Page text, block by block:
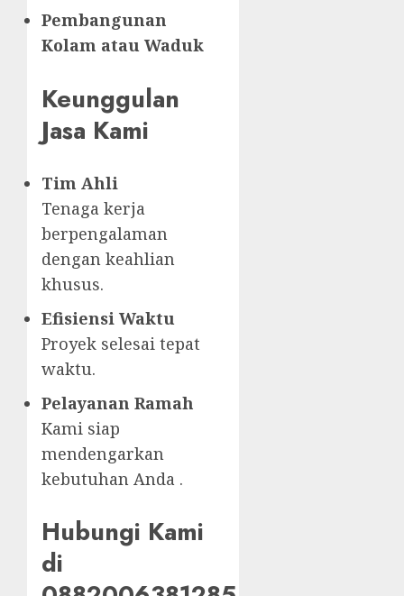
Pembangunan
Kolam atau Waduk
Keunggulan
Jasa Kami
Tim Ahli
Tenaga kerja
berpengalaman
dengan keahlian
khusus.
Efisiensi Waktu
Proyek selesai tepat
waktu.
Pelayanan Ramah
Kami siap
mendengarkan
kebutuhan Anda .
Hubungi Kami
di